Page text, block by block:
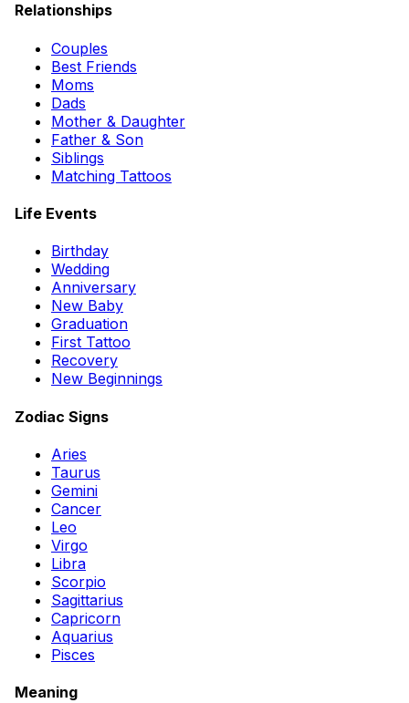
Relationships
Couples
Best Friends
Moms
Dads
Mother & Daughter
Father & Son
Siblings
Matching Tattoos
Life Events
Birthday
Wedding
Anniversary
New Baby
Graduation
First Tattoo
Recovery
New Beginnings
Zodiac Signs
Aries
Taurus
Gemini
Cancer
Leo
Virgo
Libra
Scorpio
Sagittarius
Capricorn
Aquarius
Pisces
Meaning